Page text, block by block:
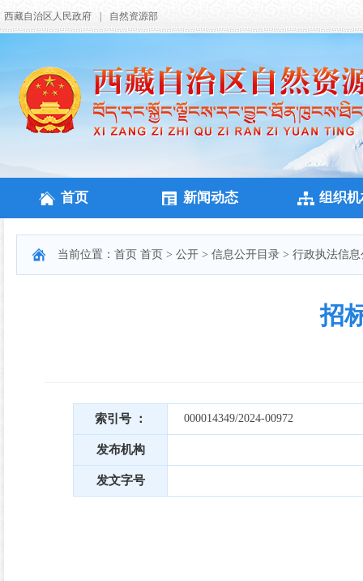
西藏自治区人民政府 自然资源部
首页 新闻动态 组织
当前位置： 首页 首页 > 公开 > 信息公开目录 > 行政执法信
招
索引号 ： 000014349/2024-00972
发布机构
发文字号